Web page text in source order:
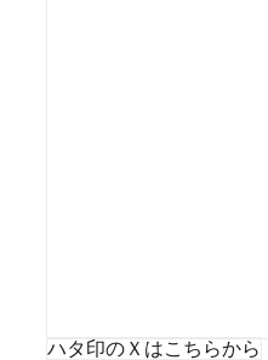
ハタ印のＸはこちらから